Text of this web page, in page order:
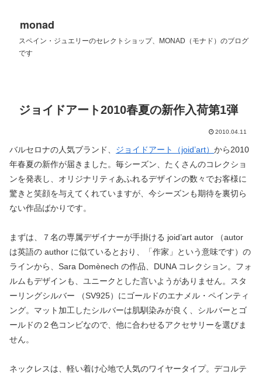
monad
スペイン・ジュエリーのセレクトショップ、MONAD（モナド）のブログ
です
ジョイドアート2010春夏の新作入荷第1弾
2010.04.11
バルセロナの人気ブランド、 ジョイドアート（joid’art） から2010
年春夏の新作が届きました。毎シーズン、たくさんのコレクショ
ンを発表し、オリジナリティあふれるデザインの数々でお客様に
驚きと笑顔を与えてくれていますが、今シーズンも期待を裏切ら
ない作品ばかりです。
まずは、７名の専属デザイナーが手掛ける joid’art autor （autor
は英語の author に似ているとおり、「作家」という意味です）の
ラインから、Sara Domènech の作品、DUNA コレクション。フォ
ルムもデザインも、ユニークとした言いようがありません。スタ
ーリングシルバー （SV925）にゴールドのエナメル・ペインティ
ング。マット加工したシルバーは肌馴染みが良く、シルバーとゴ
ールドの２色コンビなので、他に合わせるアクセサリーを選びま
せん。
ネックレスは、軽い着け心地で人気のワイヤータイプ。デコルテ